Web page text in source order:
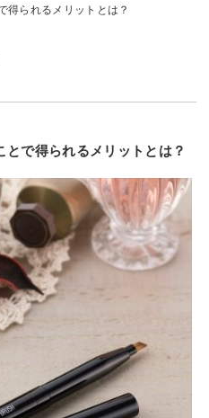
得られるメリットとは？
とで得られるメリットとは？